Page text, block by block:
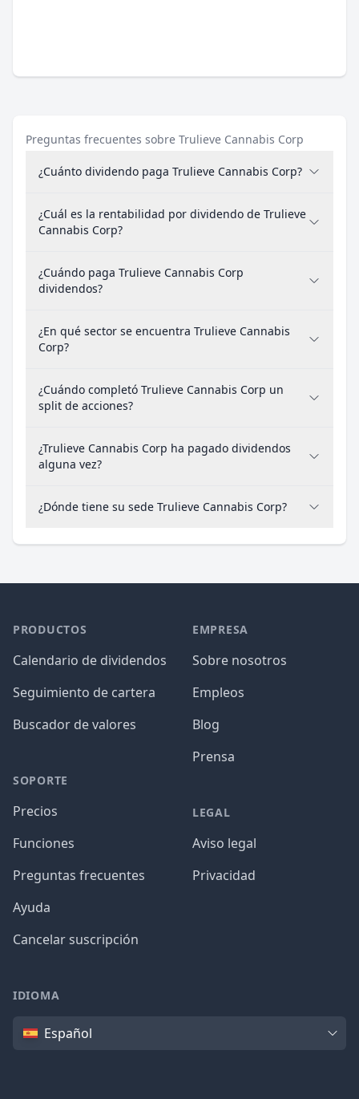
Preguntas frecuentes sobre Trulieve Cannabis Corp
¿Cuánto dividendo paga Trulieve Cannabis Corp?
¿Cuál es la rentabilidad por dividendo de Trulieve
Cannabis Corp?
¿Cuándo paga Trulieve Cannabis Corp
dividendos?
¿En qué sector se encuentra Trulieve Cannabis
Corp?
¿Cuándo completó Trulieve Cannabis Corp un
split de acciones?
¿Trulieve Cannabis Corp ha pagado dividendos
alguna vez?
¿Dónde tiene su sede Trulieve Cannabis Corp?
PRODUCTOS
Calendario de dividendos
Seguimiento de cartera
Buscador de valores
SOPORTE
Precios
Funciones
Preguntas frecuentes
Ayuda
Cancelar suscripción
EMPRESA
Sobre nosotros
Empleos
Blog
Prensa
LEGAL
Aviso legal
Privacidad
IDIOMA
IdiomaEspañol